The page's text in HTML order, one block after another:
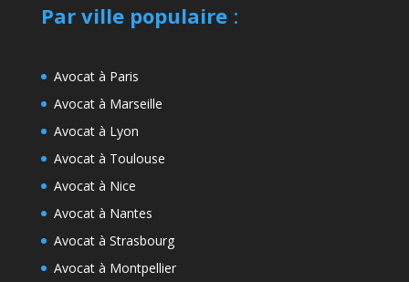
Par ville populaire:
Avocat à Paris
Avocat à Marseille
Avocat à Lyon
Avocat à Toulouse
Avocat à Nice
Avocat à Nantes
Avocat à Strasbourg
Avocat à Montpellier